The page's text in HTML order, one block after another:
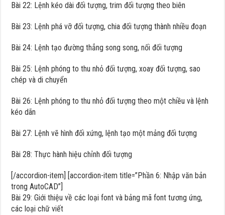
Bài 22: Lệnh kéo dài đối tượng, trim đối tượng theo biên
Bài 23: Lệnh phá vỡ đối tượng, chia đối tượng thành nhiều đoạn
Bài 24: Lệnh tạo đường thẳng song song, nối đối tượng
Bài 25: Lệnh phóng to thu nhỏ đối tượng, xoay đối tượng, sao
chép và di chuyển
Bài 26: Lệnh phóng to thu nhỏ đối tượng theo một chiều và lệnh
kéo dãn
Bài 27: Lệnh vẽ hình đối xứng, lệnh tạo một mảng đối tượng
Bài 28: Thực hành hiệu chỉnh đối tượng
[/accordion-item] [accordion-item title=”Phần 6: Nhập văn bản
trong AutoCAD”]
Bài 29: Giới thiệu về các loại font và bảng mã font tương ứng,
các loại chữ viết